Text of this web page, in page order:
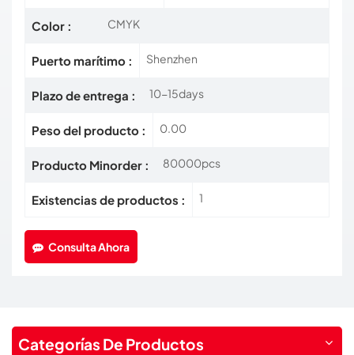
Color : CMYK
Puerto marítimo : Shenzhen
Plazo de entrega : 10-15days
Peso del producto : 0.00
Producto Minorder : 80000pcs
Existencias de productos : 1
Consulta Ahora
Categorías De Productos